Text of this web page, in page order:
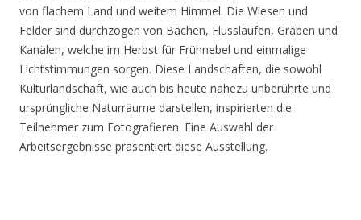
von flachem Land und weitem Himmel. Die Wiesen und
Felder sind durchzogen von Bächen, Flussläufen, Gräben und
Kanälen, welche im Herbst für Frühnebel und einmalige
Lichtstimmungen sorgen. Diese Landschaften, die sowohl
Kulturlandschaft, wie auch bis heute nahezu unberührte und
ursprüngliche Naturräume darstellen, inspirierten die
Teilnehmer zum Fotografieren. Eine Auswahl der
Arbeitsergebnisse präsentiert diese Ausstellung.